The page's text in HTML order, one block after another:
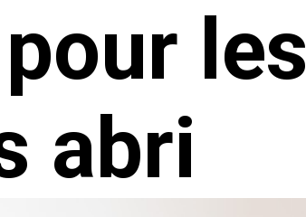
les
abri